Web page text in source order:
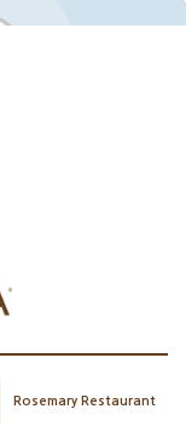
Rosemary Restaurant